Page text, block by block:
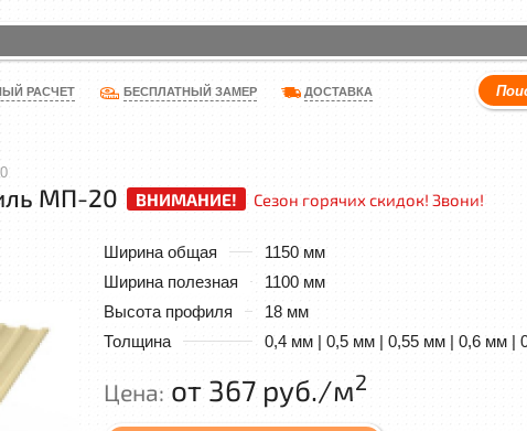
РАСЧЕТ БЕСПЛАТНЫЙ ЗАМЕР ДОСТАВКА
МП-20 ВНИМАНИЕ! Сезон горячих скидок! Звони!
Ширина общая
1150 мм
Ширина полезная
1100 мм
Высота профиля
18 мм
Толщина
0,4 мм | 0,5 мм | 0,55 мм | 0,6 мм |
Цена: от 367 руб./м2